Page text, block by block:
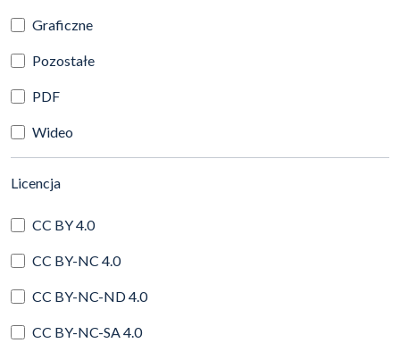
Graficzne
Pozostałe
PDF
Wideo
Licencja(automatyczne przeładowanie treści)
CC BY 4.0
CC BY-NC 4.0
CC BY-NC-ND 4.0
CC BY-NC-SA 4.0